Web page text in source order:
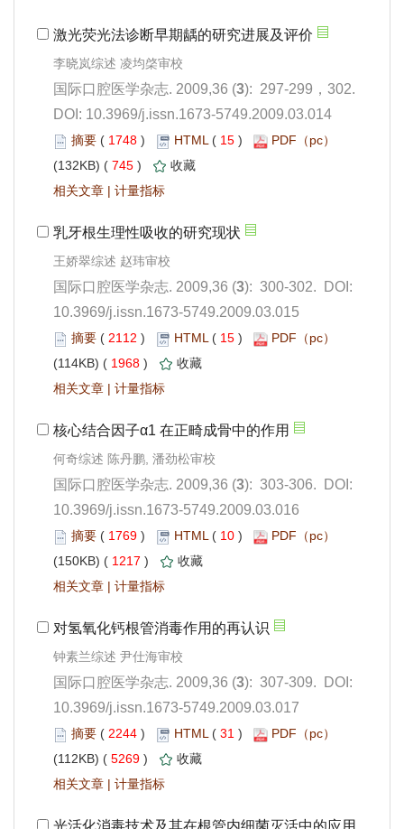
): 297-299，302.
DOI: 10.3969/j.issn.1673-5749.2009.03.014
1748 ) 15 )
745 )
|
): 300-302. DOI:
10.3969/j.issn.1673-5749.2009.03.015
2112 ) 15 )
1968 )
|
): 303-306. DOI:
10.3969/j.issn.1673-5749.2009.03.016
1769 ) 10 )
1217 )
|
): 307-309. DOI:
10.3969/j.issn.1673-5749.2009.03.017
2244 ) 31 )
5269 )
|